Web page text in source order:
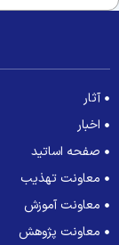
آثار
اخبار
صفحه اساتید
معاونت تهذیب
معاونت آموزش
معاونت پژوهش